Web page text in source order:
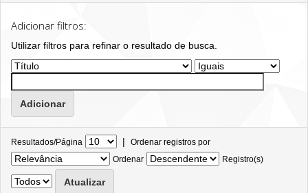
Adicionar filtros:
Utilizar filtros para refinar o resultado de busca.
Resultados/Página | Ordenar registros por
Ordenar
Registro(s)